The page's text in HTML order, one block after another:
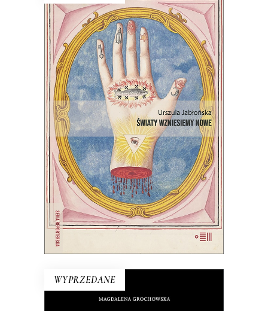
ŚWIATY WZNIESIEMY NOWE
Wprawdzie niektórzy mówią, że świat
taki, jaki znamy, dobiega końca, ale
jednak wciąż są ludzie, którzy chcą
wymyślać go na nowo.
44.00zł 22.00zł
WYPRZEDANE